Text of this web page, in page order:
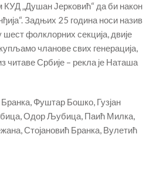
КУД „Душан Јерковић“ да би након
Задњих 25 година носи назив
фолклорних секција, двије
чланове свих генерација,
читаве Србије – рекла је Наташа
Фуштар Бошко, Гузјан
Одор Љубица, Паић Милка,
Стојановић Бранка, Вулетић